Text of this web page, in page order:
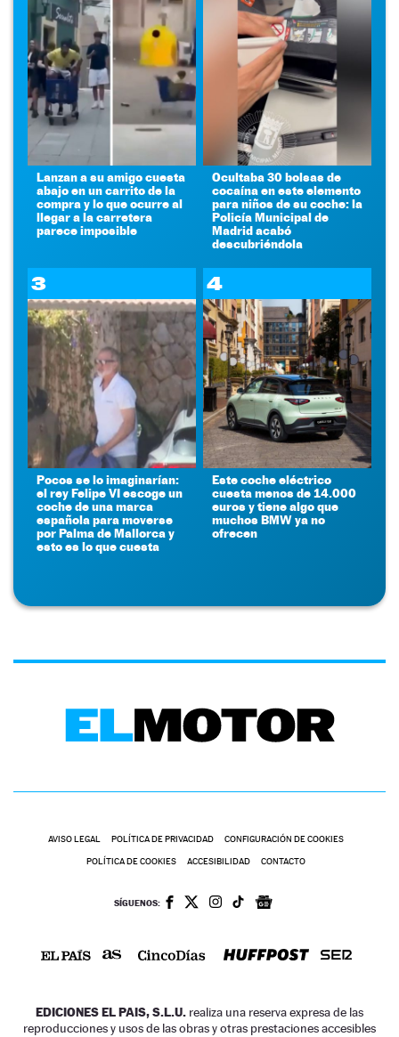
Lanzan a su amigo cuesta
abajo en un carrito de la
compra y lo que ocurre al
llegar a la carretera
parece imposible
Ocultaba 30 bolsas de
cocaína en este elemento
para niños de su coche: la
Policía Municipal de
Madrid acabó
descubriéndola
3
Pocos se lo imaginarían:
el rey Felipe VI escoge un
coche de una marca
española para moverse
por Palma de Mallorca y
esto es lo que cuesta
4
Este coche eléctrico
cuesta menos de 14.000
euros y tiene algo que
muchos BMW ya no
ofrecen
AVISO LEGAL POLÍTICA DE PRIVACIDAD CONFIGURACIÓN DE COOKIES
POLÍTICA DE COOKIES ACCESIBILIDAD CONTACTO
SÍGUENOS:
EDICIONES EL PAIS, S.L.U. realiza una reserva expresa de las
reproducciones y usos de las obras y otras prestaciones accesibles